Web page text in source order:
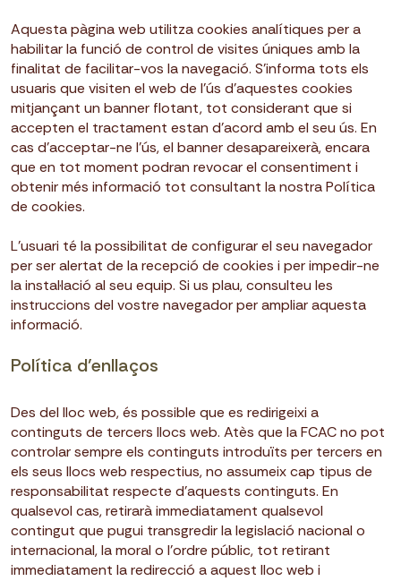
Aquesta pàgina web utilitza cookies analítiques per a
habilitar la funció de control de visites úniques amb la
finalitat de facilitar-vos la navegació. S’informa tots els
usuaris que visiten el web de l’ús d’aquestes cookies
mitjançant un banner flotant, tot considerant que si
accepten el tractament estan d’acord amb el seu ús. En
cas d’acceptar-ne l’ús, el banner desapareixerà, encara
que en tot moment podran revocar el consentiment i
obtenir més informació tot consultant la nostra Política
de cookies.
L’usuari té la possibilitat de configurar el seu navegador
per ser alertat de la recepció de cookies i per impedir-ne
la instal·lació al seu equip. Si us plau, consulteu les
instruccions del vostre navegador per ampliar aquesta
informació.
Política d’enllaços
Des del lloc web, és possible que es redirigeixi a
continguts de tercers llocs web. Atès que la FCAC no pot
controlar sempre els continguts introduïts per tercers en
els seus llocs web respectius, no assumeix cap tipus de
responsabilitat respecte d’aquests continguts. En
qualsevol cas, retirarà immediatament qualsevol
contingut que pugui transgredir la legislació nacional o
internacional, la moral o l’ordre públic, tot retirant
immediatament la redirecció a aquest lloc web i